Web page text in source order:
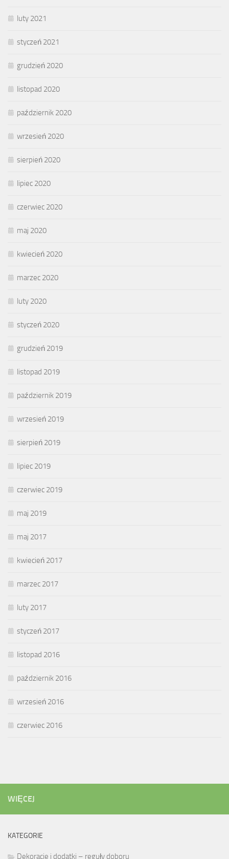
luty 2021
styczeń 2021
grudzień 2020
listopad 2020
październik 2020
wrzesień 2020
sierpień 2020
lipiec 2020
czerwiec 2020
maj 2020
kwiecień 2020
marzec 2020
luty 2020
styczeń 2020
grudzień 2019
listopad 2019
październik 2019
wrzesień 2019
sierpień 2019
lipiec 2019
czerwiec 2019
maj 2019
maj 2017
kwiecień 2017
marzec 2017
luty 2017
styczeń 2017
listopad 2016
październik 2016
wrzesień 2016
czerwiec 2016
WIĘCEJ
KATEGORIE
Dekoracje i dodatki – reguły doboru